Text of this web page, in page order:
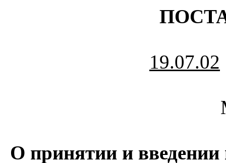
19.07.02
О принятии и